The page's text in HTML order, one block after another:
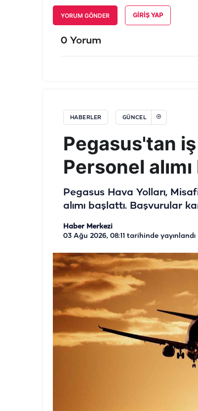
YORUM GÖNDER GIRIŞ YAP
0 Yorum
HABERLER GÜNCEL
Pegasus'tan
Personel alımı
Pegasus Hava Yolları,
alımı başlattı. Başvurular
Haber Merkezi
03 Ağu 2026, 08:11 tarihinde yayınlandı